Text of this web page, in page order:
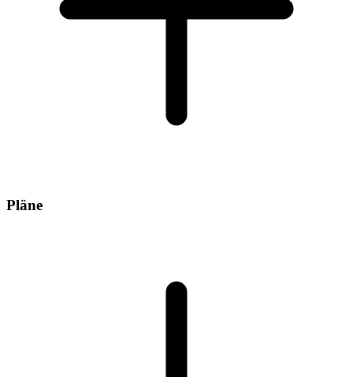
Pläne